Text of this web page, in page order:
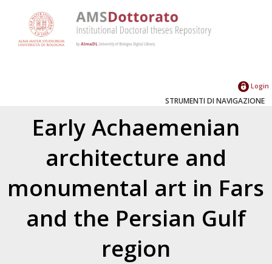
Login
STRUMENTI DI NAVIGAZIONE
Early Achaemenian
architecture and
monumental art in Fars
and the Persian Gulf
region